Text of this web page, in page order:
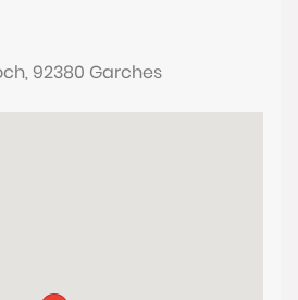
92380 Garches